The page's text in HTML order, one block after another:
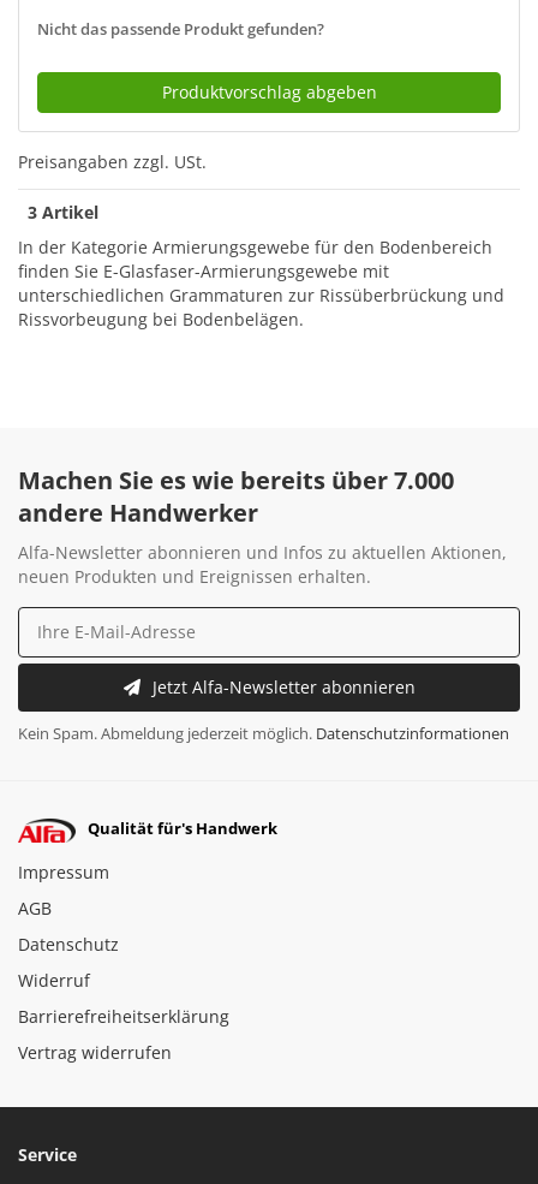
Nicht das passende Produkt gefunden?
Produktvorschlag abgeben
Preisangaben zzgl. USt.
3 Artikel
In der Kategorie Armierungsgewebe für den Bodenbereich
finden Sie E-Glasfaser-Armierungsgewebe mit
unterschiedlichen Grammaturen zur Rissüberbrückung und
Rissvorbeugung bei Bodenbelägen.
Machen Sie es wie bereits über 7.000
andere Handwerker
Alfa-Newsletter abonnieren und Infos zu aktuellen Aktionen,
neuen Produkten und Ereignissen erhalten.
Jetzt Alfa-Newsletter abonnieren
Kein Spam. Abmeldung jederzeit möglich. Datenschutzinformationen
Qualität für's Handwerk
Impressum
AGB
Datenschutz
Widerruf
Barrierefreiheitserklärung
Vertrag widerrufen
Service